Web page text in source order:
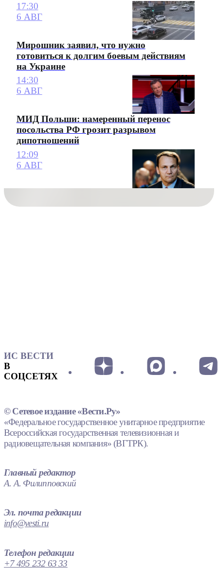
17:30
6 АВГ
Мирошник заявил, что нужно
готовиться к долгим боевым действиям
на Украине
14:30
6 АВГ
МИД Польши: намеренный перенос
посольства РФ грозит разрывом
дипотношений
12:09
6 АВГ
ИС ВЕСТИ
В
СОЦСЕТЯХ
© Сетевое издание «Вести.Ру»
«Федеральное государственное унитарное предприятие
Всероссийская государственная телевизионная и
радиовещательная компания» (ВГТРК).
Главный редактор
А. А. Филипповский
Эл. почта редакции
info@vesti.ru
Телефон редакции
+7 495 232 63 33